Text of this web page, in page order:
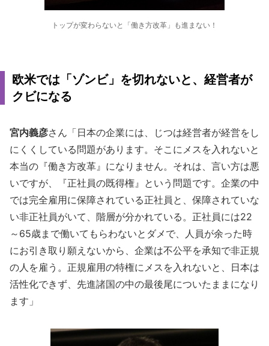
トップが変わらないと「働き方改革」も進まない！
欧米では「ゾンビ」を切れないと、経営者が
クビになる
宮内義彦さん「日本の企業には、じつは経営者が経営をし
にくくしている問題があります。そこにメスを入れないと
本当の『働き方改革』になりません。それは、言い方は悪
いですが、『正社員の既得権』という問題です。企業の中
では完全雇用に保障されている正社員と、保障されていな
い非正社員がいて、階層が分かれている。正社員には22
～65歳まで働いてもらわないとダメで、人員が余った時
にお引き取り願えないから、企業は不公平を承知で非正規
の人を雇う。正規雇用の特権にメスを入れないと、日本は
活性化できず、先進諸国の中の最後尾についたままになり
ます」